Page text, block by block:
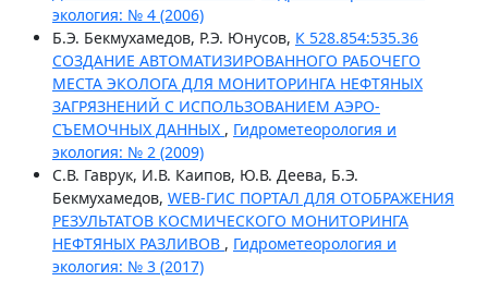
экология: № 4 (2006)
Б.Э. Бекмухамедов, Р.Э. Юнусов, К 528.854:535.36
СОЗДАНИЕ АВТОМАТИЗИРОВАННОГО РАБОЧЕГО
МЕСТА ЭКОЛОГА ДЛЯ МОНИТОРИНГА НЕФТЯНЫХ
ЗАГРЯЗНЕНИЙ С ИСПОЛЬЗОВАНИЕМ АЭРО-
СЪЕМОЧНЫХ ДАННЫХ , Гидрометеорология и
экология: № 2 (2009)
С.В. Гаврук, И.В. Каипов, Ю.В. Деева, Б.Э.
Бекмухамедов, WEB-ГИС ПОРТАЛ ДЛЯ ОТОБРАЖЕНИЯ
РЕЗУЛЬТАТОВ КОСМИЧЕСКОГО МОНИТОРИНГА
НЕФТЯНЫХ РАЗЛИВОВ , Гидрометеорология и
экология: № 3 (2017)